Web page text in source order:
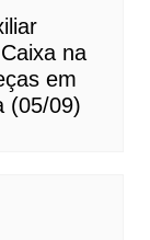
na
em
(05/09)